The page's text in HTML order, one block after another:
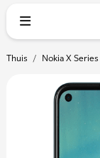
Thuis / Nokia X Series